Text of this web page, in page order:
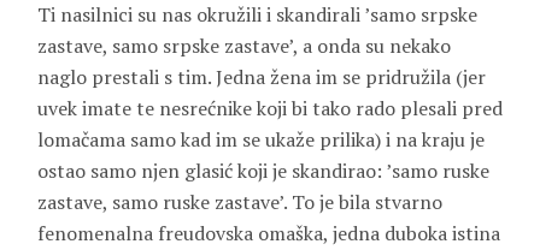
Ti nasilnici su nas okružili i skandirali ’samo srpske
zastave, samo srpske zastave’, a onda su nekako
naglo prestali s tim. Jedna žena im se pridružila (jer
uvek imate te nesrećnike koji bi tako rado plesali pred
lomačama samo kad im se ukaže prilika) i na kraju je
ostao samo njen glasić koji je skandirao: ’samo ruske
zastave, samo ruske zastave’. To je bila stvarno
fenomenalna freudovska omaška, jedna duboka istina